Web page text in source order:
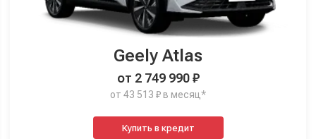
Geely Atlas
от 2 749 990 ₽
от 43 513 ₽ в месяц*
Купить в кредит